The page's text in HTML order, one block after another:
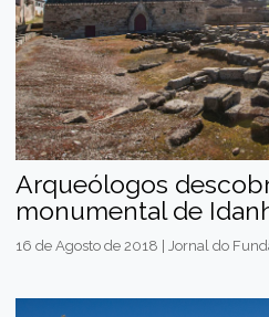
Arqueólogos
monumental de
16 de Agosto de 2018 | Jornal do